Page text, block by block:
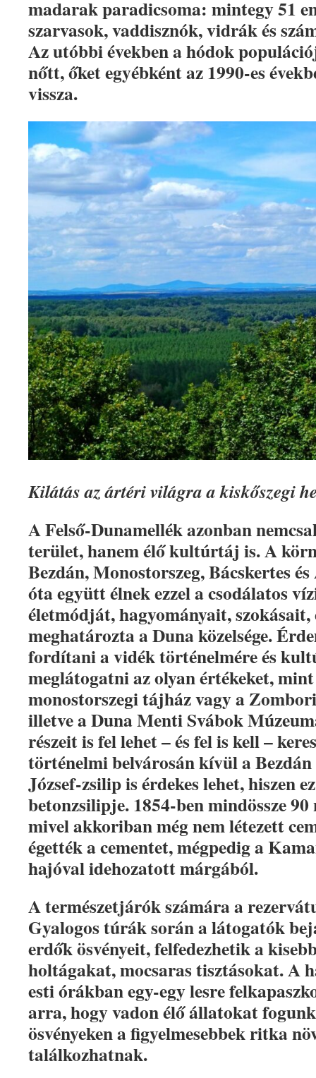
madarak paradicsoma: mintegy 51
szarvasok, vaddisznók, vidrák és
Az utóbbi években a hódok
nőtt, őket egyébként az 1990-es
vissza.
Kilátás az ártéri világra a kiskőszegi
A Felső-Dunamellék azonban
terület, hanem élő kultúrtáj is. A
Bezdán, Monostorszeg, Bácskertes
óta együtt élnek ezzel a csodálatos
életmódját, hagyományait,
meghatározta a Duna közelsége.
fordítani a vidék történelmére és
meglátogatni az olyan értékeket,
monostorszegi tájház vagy a
illetve a Duna Menti Svábok
részeit is fel lehet – és fel is kell –
történelmi belvárosán kívül a
József-zsilip is érdekes lehet, hiszen
betonzsilipje. 1854-ben mindössze
mivel akkoriban még nem létezett
égették a cementet, mégpedig a
hajóval idehozatott márgából.
A természetjárók számára a
Gyalogos túrák során a látogatók
erdők ösvényeit, felfedezhetik a
holtágakat, mocsaras tisztásokat. A
esti órákban egy-egy lesre
arra, hogy vadon élő állatokat
ösvényeken a figyelmesebbek ritka
találkozhatnak.